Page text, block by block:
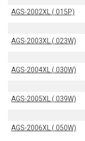
AGS-2002XL (.015P)
AGS-2003XL (.023W)
AGS-2004XL (.030W)
AGS-2005XL (.039W)
AGS-2006XL (.050W)